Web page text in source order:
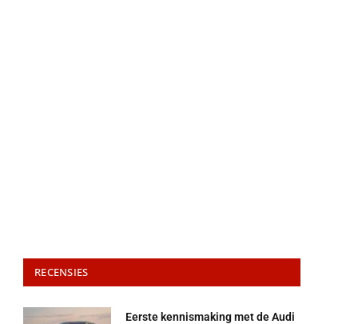
RECENSIES
Eerste kennismaking met de Audi